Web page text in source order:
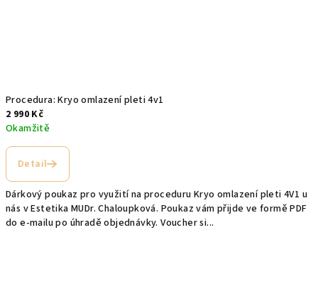
Procedura: Kryo omlazení pleti 4v1
2 990 Kč
Okamžitě
Detail
Dárkový poukaz pro využití na proceduru Kryo omlazení pleti 4V1 u
nás v Estetika MUDr. Chaloupková. Poukaz vám přijde ve formě PDF
do e-mailu po úhradě objednávky. Voucher si...